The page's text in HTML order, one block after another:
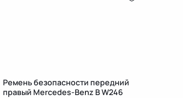
Ремень безопасности передний
правый Mercedes-Benz B W246